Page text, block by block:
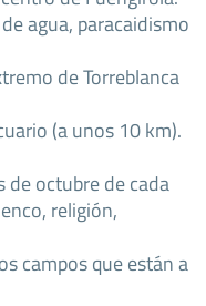
agua, paracaidismo
de Torreblanca
(a unos 10 km).
de octubre de cada
religión,
campos que están a